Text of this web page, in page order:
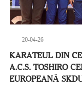
20-04-26
KARATEUL DIN
A.C.S. TOSHIRO
EUROPEANĂ